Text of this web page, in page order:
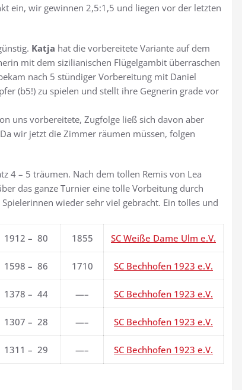
ein, wir gewinnen 2,5:1,5 und liegen vor der letzten
Katja hat die vorbereitete Variante auf dem
mit dem sizilianischen Flügelgambit überraschen
nach 5 stündiger Vorbereitung mit Daniel
(b5!) zu spielen und stellt ihre Gegnerin grade vor
uns vorbereitete, Zugfolge ließ sich davon aber
wir jetzt die Zimmer räumen müssen, folgen
4 – 5 träumen. Nach dem tollen Remis von Lea
das ganze Turnier eine tolle Vorbeitung durch
wieder sehr viel gebracht. Ein tolles und
1912 – 80 1855 SC Weiße Dame Ulm e.V.
1598 – 86 1710 SC Bechhofen 1923 e.V.
1378 – 44 —– SC Bechhofen 1923 e.V.
1307 – 28 —– SC Bechhofen 1923 e.V.
1311 – 29 —– SC Bechhofen 1923 e.V.